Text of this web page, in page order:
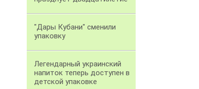
"Дары Кубани" сменили
упаковку
Легендарный украинский
напиток теперь доступен в
детской упаковке